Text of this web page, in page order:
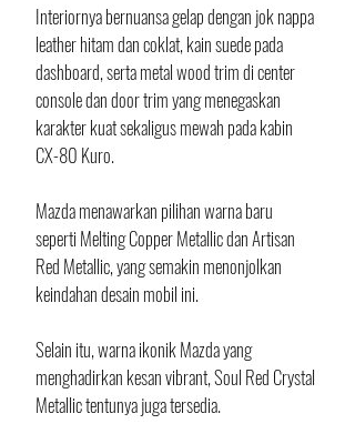
Interiornya bernuansa gelap dengan jok nappa
leather hitam dan coklat, kain suede pada
dashboard, serta metal wood trim di center
console dan door trim yang menegaskan
karakter kuat sekaligus mewah pada kabin
CX-80 Kuro.
Mazda menawarkan pilihan warna baru
seperti Melting Copper Metallic dan Artisan
Red Metallic, yang semakin menonjolkan
keindahan desain mobil ini.
Selain itu, warna ikonik Mazda yang
menghadirkan kesan vibrant, Soul Red Crystal
Metallic tentunya juga tersedia.